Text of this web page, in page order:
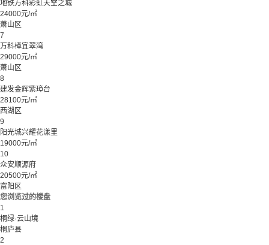
地铁万科彩虹天空之城
24000元/㎡
萧山区
7
万科樟宜翠湾
29000元/㎡
萧山区
8
建发金辉紫璋台
28100元/㎡
西湖区
9
阳光城兴耀花漾里
19000元/㎡
10
众安顺源府
20500元/㎡
富阳区
您浏览过的楼盘
1
桐绿·云山境
桐庐县
2